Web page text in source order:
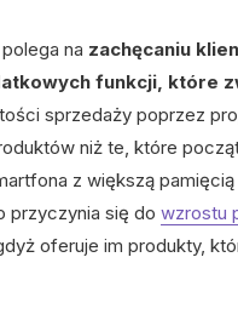
na zachęcaniu
funkcji, które
sprzedaży poprzez
niż te, które
z większą
przyczynia się do wzrostu
oferuje im produkty,